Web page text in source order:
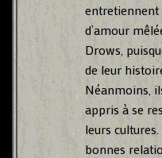
d’amour
Drows,
de leur
Néanmoins,
appris à se
leurs
bonnes